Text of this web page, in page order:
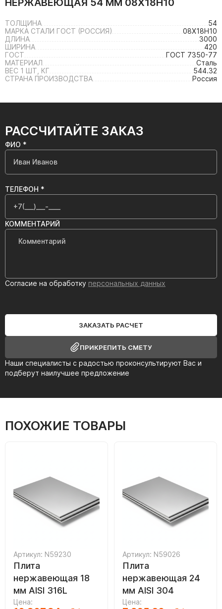
НЕРЖАВЕЮЩАЯ 54 ММ 08Х18Н10
ТОЛЩИНА
54
МАРКА СТАЛИ ГОСТ (РОССИЯ)
08Х18Н10
ДЛИНА
3000
ШИРИНА
420
ГОСТ
ГОСТ 7350-77
МАТЕРИАЛ
Сталь
ВЕС 1 ШТ, КГ
544.32
СТРАНА ПРОИЗВОДСТВА
Россия
РАССЧИТАЙТЕ ЗАКАЗ
Наши специалисты с радостью проконсультируют Вас и
подберут наилучшее предложение
ФИО *
ТЕЛЕФОН *
КОММЕНТАРИЙ
Согласие на обработку персональных данных
ЗАКАЗАТЬ РАСЧЕТ
ПРИКРЕПИТЬ СМЕТУ
ПОХОЖИЕ ТОВАРЫ
Артикул: N59230
Плита
нержавеющая 18
мм AISI 316L
Цена:
Артикул: N59026
Плита
нержавеющая 24
мм AISI 304
Цена: